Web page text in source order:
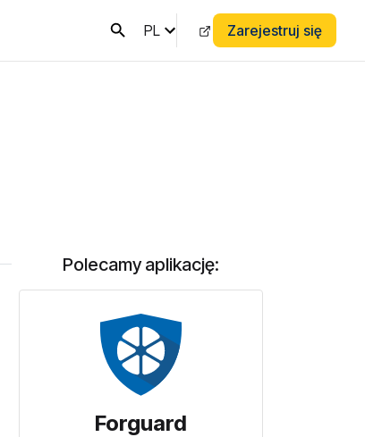
PL Zarejestruj się
Polecamy aplikację:
Forguard